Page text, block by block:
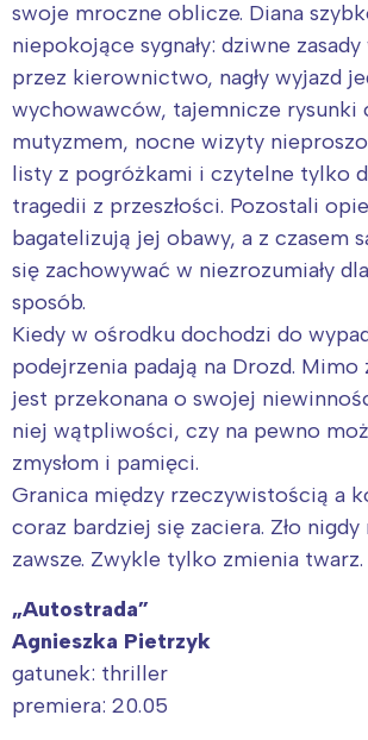
swoje mroczne oblicze. Diana
niepokojące sygnały: dziwne
przez kierownictwo, nagły wyjazd
wychowawców, tajemnicze rysunki
mutyzmem, nocne wizyty
listy z pogróżkami i czytelne tylko
tragedii z przeszłości. Pozostali
bagatelizują jej obawy, a z czasem
się zachowywać w niezrozumiały
sposób.
Kiedy w ośrodku dochodzi do
podejrzenia padają na Drozd. Mimo
jest przekonana o swojej
niej wątpliwości, czy na pewno
zmysłom i pamięci.
Granica między rzeczywistością a
coraz bardziej się zaciera. Zło
zawsze. Zwykle tylko zmienia twarz.
„Autostrada”
Agnieszka Pietrzyk
gatunek: thriller
premiera: 20.05